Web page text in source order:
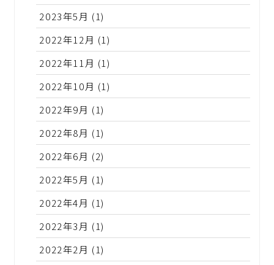
2023年5月 (1)
2022年12月 (1)
2022年11月 (1)
2022年10月 (1)
2022年9月 (1)
2022年8月 (1)
2022年6月 (2)
2022年5月 (1)
2022年4月 (1)
2022年3月 (1)
2022年2月 (1)